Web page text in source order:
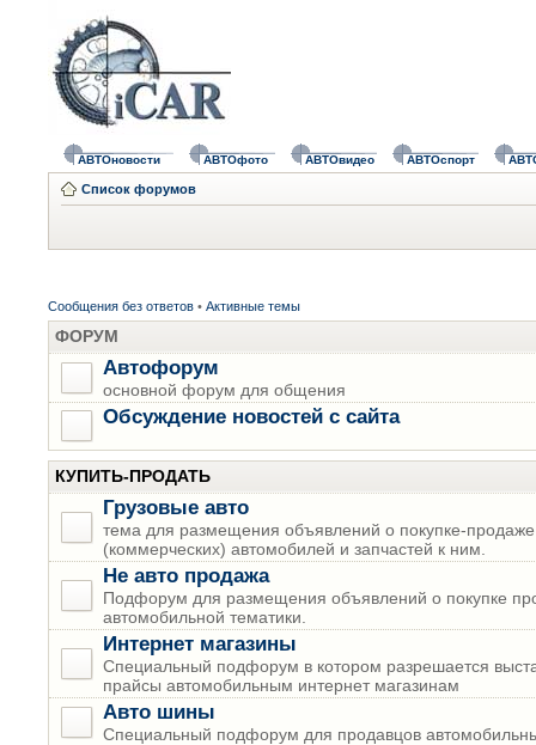
АВТОновости АВТОфото АВТОвидео АВТОспорт
Список форумов
Сообщения без ответов • Активные темы
ФОРУМ
Автофорум
основной форум для общения
Обсуждение новостей с сайта
КУПИТЬ-ПРОДАТЬ
Грузовые авто
тема для размещения объявлений о покупке-продаже
(коммерческих) автомобилей и запчастей к ним.
Не авто продажа
Подфорум для размещения объявлений о покупке
автомобильной тематики.
Интернет магазины
Специальный подфорум в котором разрешается
прайсы автомобильным интернет магазинам
Авто шины
Специальный подфорум для продавцов